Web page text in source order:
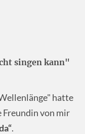
singen kann"
hatte
Freundin von mir
.